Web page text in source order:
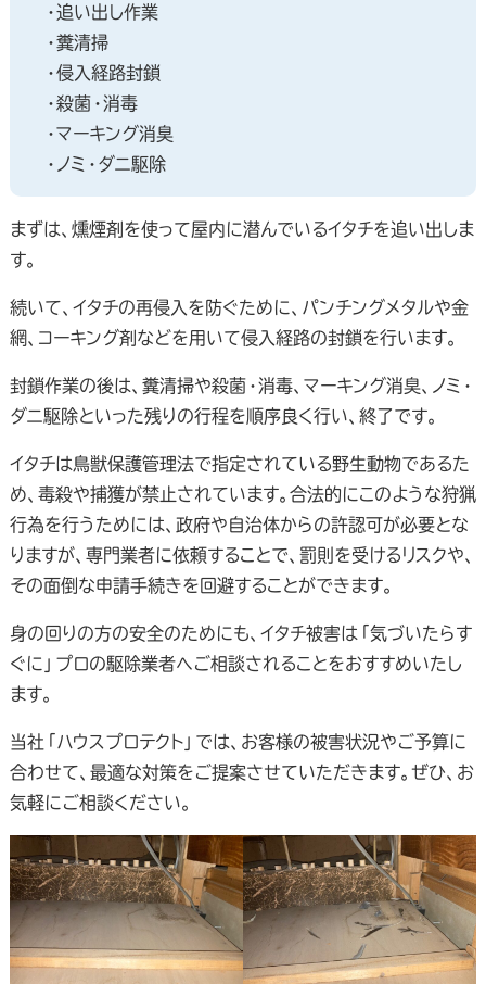
・追い出し作業
・糞清掃
・侵入経路封鎖
・殺菌・消毒
・マーキング消臭
・ノミ・ダニ駆除
まずは、燻煙剤を使って屋内に潜んでいるイタチを追い出しま
す。
続いて、イタチの再侵入を防ぐために、パンチングメタルや金
網、コーキング剤などを用いて侵入経路の封鎖を行います。
封鎖作業の後は、糞清掃や殺菌・消毒、マーキング消臭、ノミ・
ダニ駆除といった残りの行程を順序良く行い、終了です。
イタチは鳥獣保護管理法で指定されている野生動物であるた
め、毒殺や捕獲が禁止されています。合法的にこのような狩猟
行為を行うためには、政府や自治体からの許認可が必要とな
りますが、専門業者に依頼することで、罰則を受けるリスクや、
その面倒な申請手続きを回避することができます。
身の回りの方の安全のためにも、イタチ被害は「気づいたらす
ぐに」プロの駆除業者へご相談されることをおすすめいたし
ます。
当社「ハウスプロテクト」では、お客様の被害状況やご予算に
合わせて、最適な対策をご提案させていただきます。ぜひ、お
気軽にご相談ください。